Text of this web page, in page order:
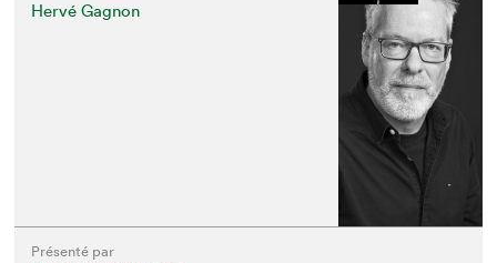
Hervé Gagnon
Présenté par